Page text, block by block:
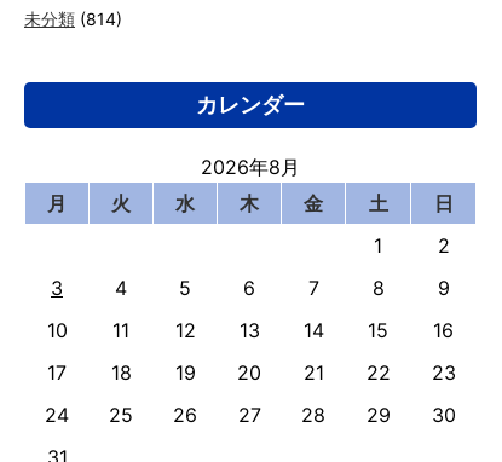
未分類 (814)
カレンダー
2026年8月
月
火 水 木 金 土
日
1
2
3
4 5 6 7 8
9
10
11 12 13 14 15
16
17
18 19 20 21 22
23
24
25 26 27 28 29
30
31